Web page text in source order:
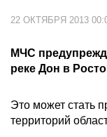
22 ОКТЯБРЯ 2013
МЧС
реке Дон в
Это может стать
территорий